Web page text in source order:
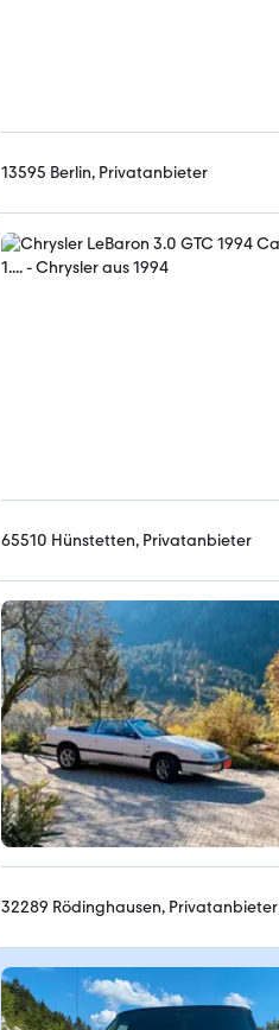
13595 Berlin, Privatanbieter
65510 Hünstetten, Privatanbieter
32289 Rödinghausen, Privatanbieter